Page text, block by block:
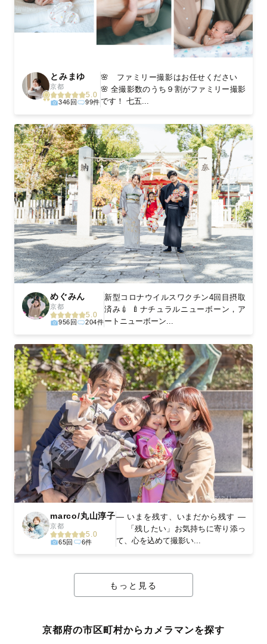
とみまゆ
京都
5.0
346回 99件
🌸 ファミリー撮影はお任せください
🌸 全撮影数のうち９割がファミリー撮影
です！ 七五...
めぐみん
京都
5.0
956回 204件
新型コロナウイルスワクチン4回目摂取
済み💉 🍼ナチュラルニューボーン，ア
ートニューボーン...
marco/丸山淳子
京都
5.0
65回 6件
— いまを残す、いまだから残す —
「残したい」お気持ちに寄り添っ
て、心を込めて撮影い...
もっと見る
京都府の市区町村からカメラマンを探す